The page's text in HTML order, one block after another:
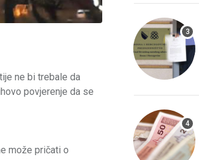
ne bi trebale da
povjerenje da se
može pričati o